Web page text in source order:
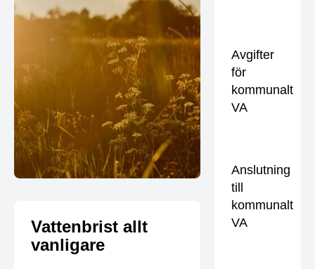
Vattenbrist allt
vanligare
Avgifter
för
kommunalt
VA
Anslutning
till
kommunalt
VA